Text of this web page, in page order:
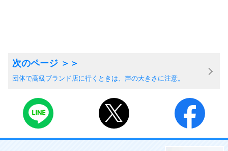
団体で高級ブランド店に行くときは、声の大きさに注意。